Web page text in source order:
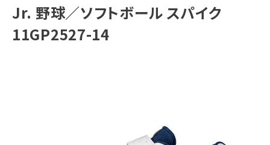
meeting_room ログイン person
Jr. 野球／ソフトボール スパイク
11GP2527-14